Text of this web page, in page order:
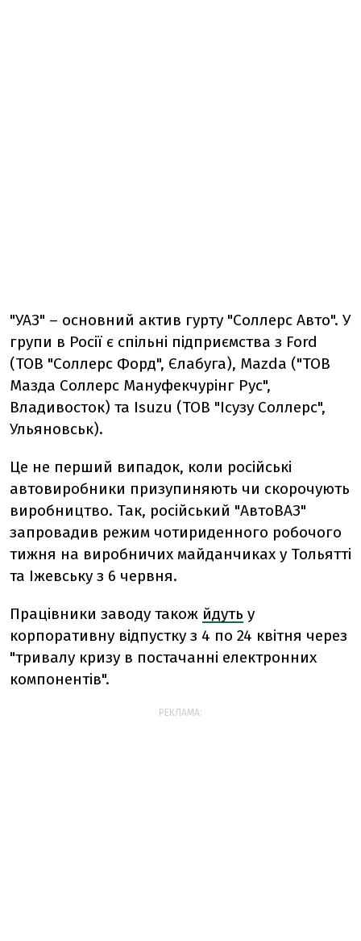
"УАЗ" – основний актив гурту "Соллерс Авто". У
групи в Росії є спільні підприємства з Ford
(ТОВ "Соллерс Форд", Єлабуга), Mazda ("ТОВ
Мазда Соллерс Мануфекчурінг Рус",
Владивосток) та Isuzu (ТОВ "Ісузу Соллерс",
Ульяновськ).
Це не перший випадок, коли російські
автовиробники призупиняють чи скорочують
виробництво. Так, російський "АвтоВАЗ"
запровадив режим чотириденного робочого
тижня на виробничих майданчиках у Тольятті
та Іжевську з 6 червня.
Працівники заводу також йдуть у
корпоративну відпустку з 4 по 24 квітня через
"тривалу кризу в постачанні електронних
компонентів".
РЕКЛАМА: